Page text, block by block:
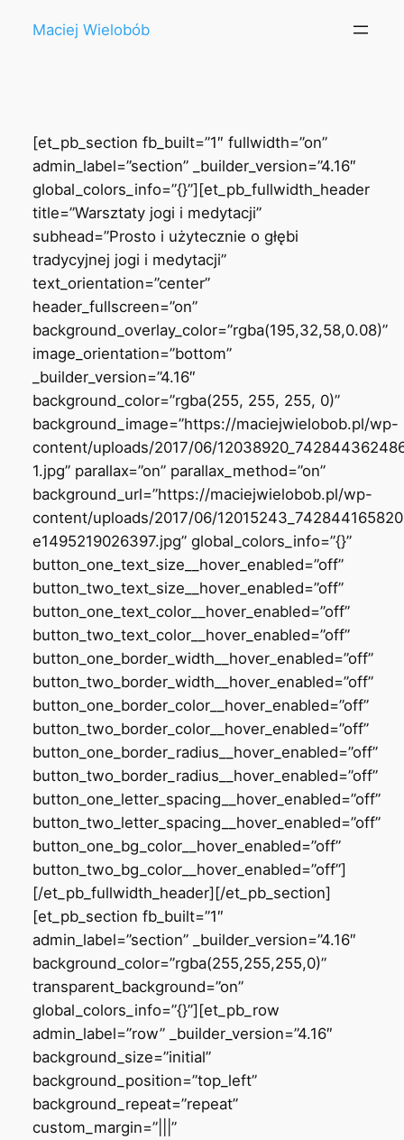
Maciej Wielobób
[et_pb_section fb_built=”1″ fullwidth=”on”
admin_label=”section” _builder_version=”4.16″
global_colors_info=”{}”][et_pb_fullwidth_header
title=”Warsztaty jogi i medytacji”
subhead=”Prosto i użytecznie o głębi
tradycyjnej jogi i medytacji”
text_orientation=”center”
header_fullscreen=”on”
background_overlay_color=”rgba(195,32,58,0.08)”
image_orientation=”bottom”
_builder_version=”4.16″
background_color=”rgba(255, 255, 255, 0)”
background_image=”https://maciejwielobob.pl/wp-
content/uploads/2017/06/
1.jpg” parallax=”on” parallax_method=”on”
background_url=”https://maciejwielobob.pl/wp-
content/uploads/2017/06/
e1495219026397.jpg” global_colors_info=”{}”
button_one_text_size__hover_enabled=”off”
button_two_text_size__hover_enabled=”off”
button_one_text_color__hover_enabled=”off”
button_two_text_color__hover_enabled=”off”
button_one_border_width__hover_enabled=”off”
button_two_border_width__hover_enabled=”off”
button_one_border_color__hover_enabled=”off”
button_two_border_color__hover_enabled=”off”
button_one_border_radius__hover_enabled=”off”
button_two_border_radius__hover_enabled=”off”
button_one_letter_spacing__hover_enabled=”off”
button_two_letter_spacing__hover_enabled=”off”
button_one_bg_color__hover_enabled=”off”
button_two_bg_color__hover_enabled=”off”]
[/et_pb_fullwidth_header][/et_pb_section]
[et_pb_section fb_built=”1″
admin_label=”section” _builder_version=”4.16″
background_color=”rgba(255,255,255,0)”
transparent_background=”on”
global_colors_info=”{}”][et_pb_row
admin_label=”row” _builder_version=”4.16″
background_size=”initial”
background_position=”top_left”
background_repeat=”repeat”
custom_margin=”|||”